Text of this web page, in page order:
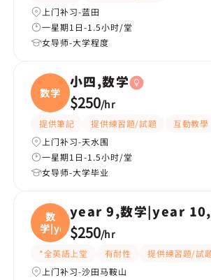
上门补习-蓝田
一星期1日-1.5小时/堂
女导师-大学程度
数学
小四,数学
$250/hr
提供筆記 提供練習題/試題 互動教學
上门补习-天水围
一星期1日-1.5小时/堂
女导师-大学毕业
数
学|ye
year 9,数学|year 10,
$250/hr
*全英語上堂 有耐性 提供練習題/試
上门补习-沙田马鞍山